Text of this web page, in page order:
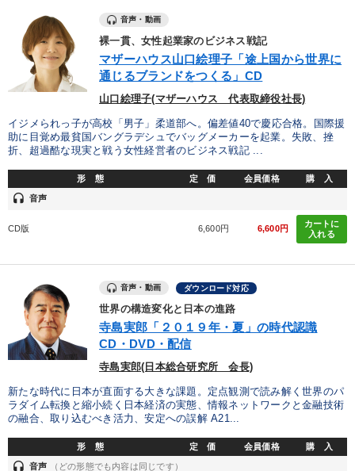
音声・動画
裸一貫、女性起業家のビジネス戦記
マザーハウス山口絵理子「途上国から世界に
通じるブランドをつくる」CD
山口絵理子(マザーハウス 代表取締役社長)
イジメられっ子が高校「男子」柔道部へ。偏差値40で慶応合格。国際援
助に目覚め最貧国バングラデシュでバッグメーカーを起業。失敗、挫
折、超過酷な現実と戦う女性経営者のビジネス戦記 ...
形 態 定 価 会員価格 購 入
headset 音声
CD版 6,600円 6,600円
カートに
入れる
音声・動画 ダウンロード対応
世界の構造変化と日本の進路
寺島実郎「２０１９年・夏」の時代認識
CD・DVD・配信
寺島実郎(日本総合研究所 会長)
新たな時代に日本が直面する大きな課題。定点観測で読み解く世界のパ
ラダイム転換と縮小続く日本経済の実態、情報ネットワークと金融技術
の融合、取り込むべき活力、安定への誤解 A21...
形 態 定 価 会員価格 購 入
headset 音声 （どの形態でも内容は同じです）